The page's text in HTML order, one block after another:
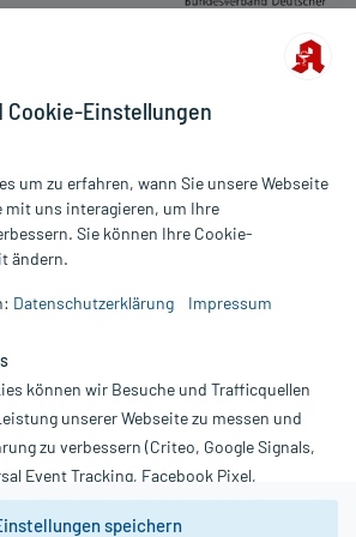
ggf. zzgl. Versandkosten
Website werden ausschließlich für
Behandlung durch einen Arzt. Bitte
können. | Diese Webseite benutzt
Sie bitte dazu die wichtigen Hinweise in
Für den Widerruf einer Bestellung
Cookie-Einstellungen
um zu erfahren, wann Sie unsere Webseite
mit uns interagieren, um Ihre
Sie können Ihre Cookie-
ändern.
Datenschutzerklärung Impressum
können wir Besuche und Trafficquellen
unserer Webseite zu messen und
zu verbessern (Criteo, Google Signals,
Event Tracking, Facebook Pixel,
speichern